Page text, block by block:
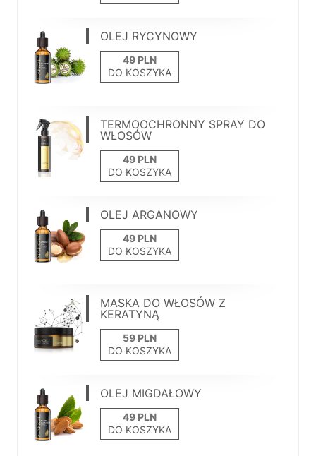
OLEJ RYCYNOWY
DO KOSZYKA
TERMOOCHRONNY SPRAY DO
WŁOSÓW
DO KOSZYKA
OLEJ ARGANOWY
DO KOSZYKA
MASKA DO WŁOSÓW Z
KERATYNĄ
DO KOSZYKA
OLEJ MIGDAŁOWY
DO KOSZYKA